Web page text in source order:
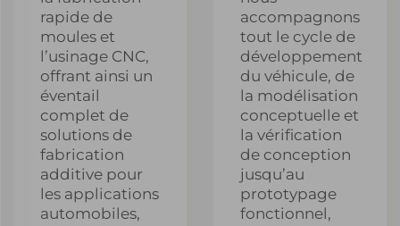
rapide de
moules et
l’usinage CNC,
offrant ainsi un
éventail
complet de
solutions de
fabrication
additive pour
les applications
automobiles,
accompagnons
tout le cycle de
développement
du véhicule, de
la modélisation
conceptuelle et
la vérification
de conception
jusqu’au
prototypage
fonctionnel,